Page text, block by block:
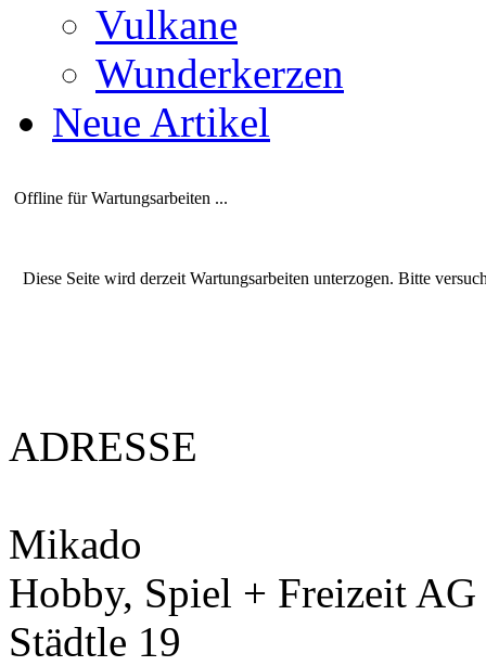
Vulkane
Wunderkerzen
Neue Artikel
Offline für Wartungsarbeiten ...
Diese Seite wird derzeit Wartungsarbeiten unterzogen. Bitte
ADRESSE
Mikado
Hobby, Spiel + Freizeit AG
Städtle 19